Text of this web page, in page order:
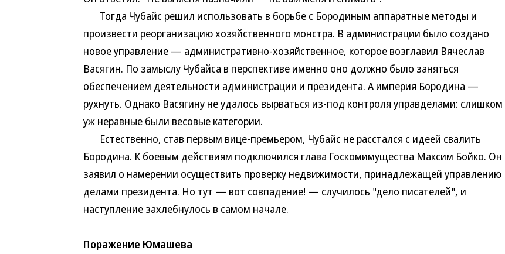
Тогда Чубайс решил использовать в борьбе с Бородиным аппаратные методы и
произвести реорганизацию хозяйственного монстра. В администрации было создано
новое управление — административно-хозяйственное, которое возглавил Вячеслав
Васягин. По замыслу Чубайса в перспективе именно оно должно было заняться
обеспечением деятельности администрации и президента. А империя Бородина —
рухнуть. Однако Васягину не удалось вырваться из-под контроля управделами: слишком
уж неравные были весовые категории.
Естественно, став первым вице-премьером, Чубайс не расстался с идеей свалить
Бородина. К боевым действиям подключился глава Госкомимущества Максим Бойко. Он
заявил о намерении осуществить проверку недвижимости, принадлежащей управлению
делами президента. Но тут — вот совпадение! — случилось "дело писателей", и
наступление захлебнулось в самом начале.
Поражение Юмашева